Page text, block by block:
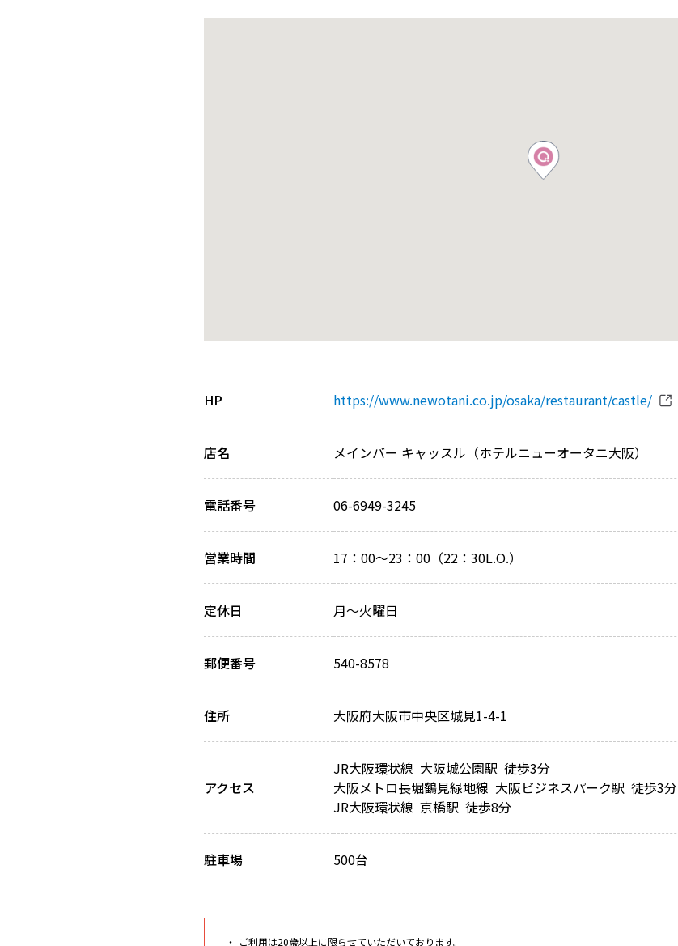
HP https://www.newotani.co.jp/osaka/restaurant/castle/
店名 メインバー キャッスル（ホテルニューオータニ大阪）
電話番号 06-6949-3245
営業時間 17：00～23：00（22：30L.O.）
定休日 月～火曜日
郵便番号 540-8578
住所 大阪府大阪市中央区城見1-4-1
アクセス
JR大阪環状線 大阪城公園駅 徒歩3分
大阪メトロ長堀鶴見緑地線 大阪ビジネスパーク駅 徒歩3分
JR大阪環状線 京橋駅 徒歩8分
駐車場 500台
ご利用は20歳以上に限らせていただいております。